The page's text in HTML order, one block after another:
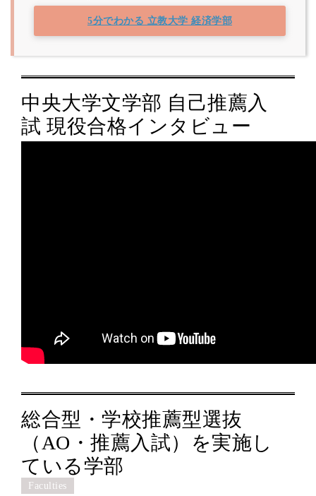
5分でわかる 立教大学 経済学部
中央大学文学部 自己推薦入
試 現役合格インタビュー
総合型・学校推薦型選抜
（AO・推薦入試）を実施し
ている学部
Faculties